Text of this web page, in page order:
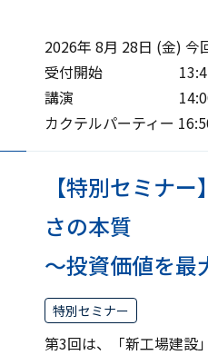
2026年 8⽉ 28⽇ (金) 今
受付開始
講演 14:00 ～
カクテルパーティー
【特別セミナ
さの本質
～投資価値を最
特別セミナー
第3回は、「新工場建設